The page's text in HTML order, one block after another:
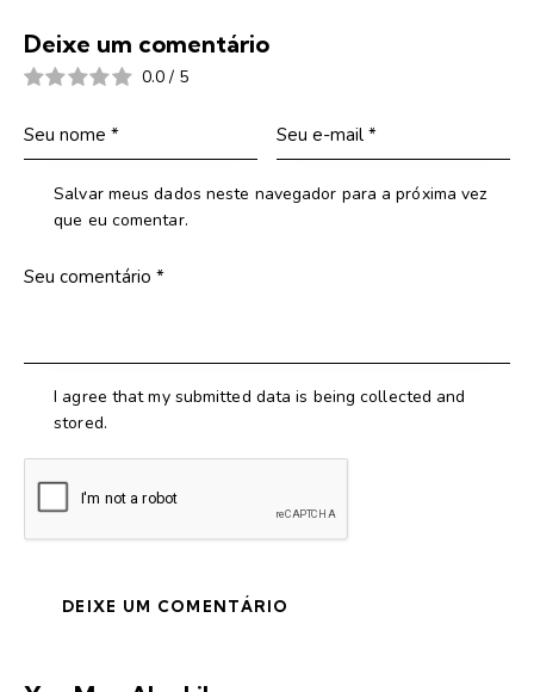
Deixe um comentário
0.0 / 5
Salvar meus dados neste navegador para a próxima vez
que eu comentar.
I agree that my submitted data is being collected and
stored.